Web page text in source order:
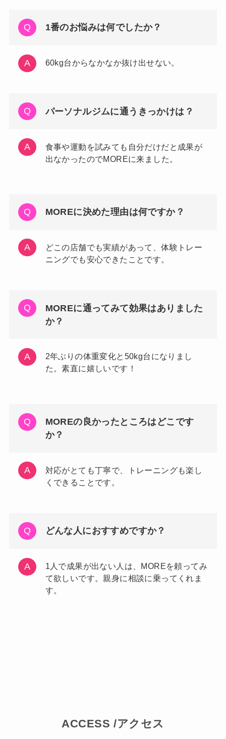
1番のお悩みは何でしたか？
60kg台からなかなか抜け出せない。
パーソナルジムに通うきっかけは？
食事や運動を試みても自分だけだと成果が
出なかったのでMOREに来ました。
MOREに決めた理由は何ですか？
どこの店舗でも実績があって、体験トレー
ニングでも安心できたことです。
MOREに通ってみて効果はありました
か？
2年ぶりの体重変化と50kg台になりまし
た。素直に嬉しいです！
MOREの良かったところはどこです
か？
対応がとても丁寧で、トレーニングも楽し
くできることです。
どんな人におすすめですか？
1人で成果が出ない人は、MOREを頼ってみ
て欲しいです。親身に相談に乗ってくれま
す。
ACCESS /アクセス